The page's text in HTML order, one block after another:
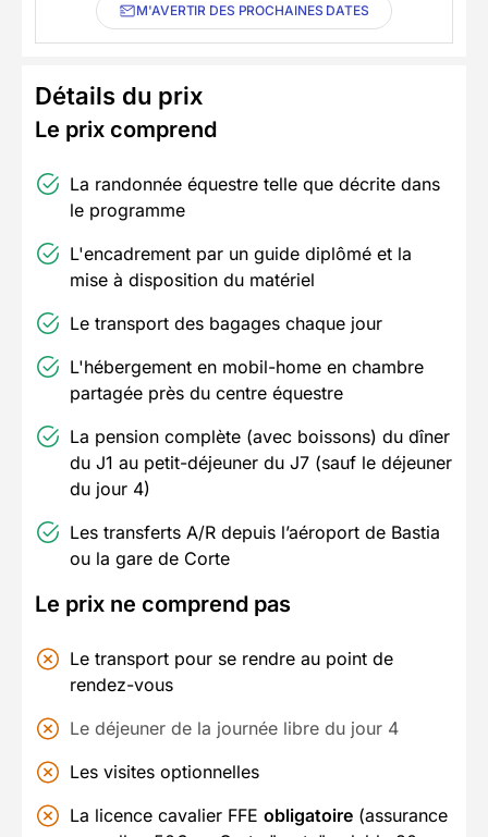
M'AVERTIR DES PROCHAINES DATES
Détails du prix
Le prix comprend
La randonnée équestre telle que décrite dans
le programme
L'encadrement par un guide diplômé et la
mise à disposition du matériel
Le transport des bagages chaque jour
L'hébergement en mobil-home en chambre
partagée près du centre équestre
La pension complète (avec boissons) du dîner
du J1 au petit-déjeuner du J7 (sauf le déjeuner
du jour 4)
Les transferts A/R depuis l’aéroport de Bastia
ou la gare de Corte
Le prix ne comprend pas
Le transport pour se rendre au point de
rendez-vous
Le déjeuner de la journée libre du jour 4
Les visites optionnelles
La licence cavalier FFE obligatoire (assurance